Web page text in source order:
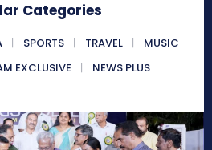
Categories
SPORTS TRAVEL
MUSIC
EXCLUSIVE
NEWS PLUS